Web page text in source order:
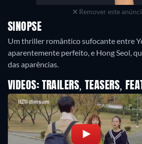
Remover este
SINOPSE
Um thriller romântico sufocante entre
aparentemente perfeito, e Hong Seol,
das aparências.
VIDEOS: TRAILERS, TEASERS,